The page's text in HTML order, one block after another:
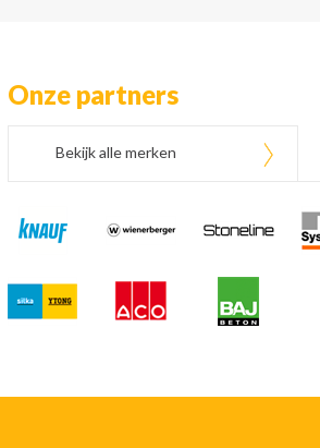
Onze partners
Bekijk alle merken